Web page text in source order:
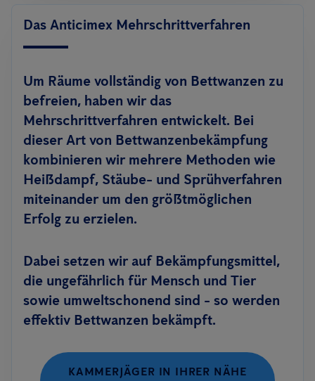
Das Anticimex Mehrschrittverfahren
Um Räume vollständig von Bettwanzen zu
befreien, haben wir das
Mehrschrittverfahren entwickelt. Bei
dieser Art von Bettwanzenbekämpfung
kombinieren wir mehrere Methoden wie
Heißdampf, Stäube- und Sprühverfahren
miteinander um den größtmöglichen
Erfolg zu erzielen.
Dabei setzen wir auf Bekämpfungsmittel,
die ungefährlich für Mensch und Tier
sowie umweltschonend sind - so werden
effektiv Bettwanzen bekämpft.
KAMMERJÄGER IN IHRER NÄHE